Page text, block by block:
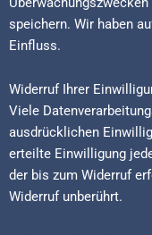
speichern. Wir haben
Einfluss.
Widerruf Ihrer
Viele
ausdrücklichen
erteilte Einwilligung
der bis zum Widerruf
Widerruf unberührt.